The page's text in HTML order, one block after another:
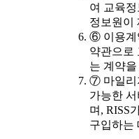
여 교육
정보원이
⑥ 이용계
약관으로
는 계약
⑦ 마일리
가능한
며, RISS
구입하는